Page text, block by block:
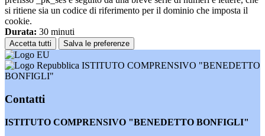
si ritiene sia un codice di riferimento per il dominio che imposta il
cookie.
Durata: 30 minuti
Accetta tutti Salva le preferenze
ISTITUTO COMPRENSIVO "BENEDETTO
BONFIGLI"
Contatti
ISTITUTO COMPRENSIVO "BENEDETTO BONFIGLI"